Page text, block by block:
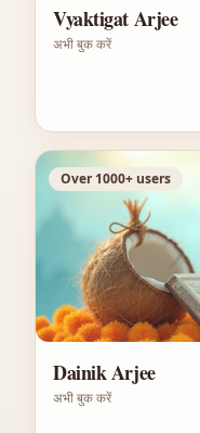
Vyaktigat Arjee
अभी बुक करें
Over 1000+ users
Dainik Arjee
अभी बुक करें